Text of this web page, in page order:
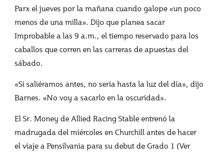
Parx el jueves por la mañana cuando galope «un poco
menos de una milla». Dijo que planea sacar
Improbable a las 9 a.m., el tiempo reservado para los
caballos que corren en las carreras de apuestas del
sábado.
«Si saliéramos antes, no sería hasta la luz del día», dijo
Barnes. «No voy a sacarlo en la oscuridad».
El Sr. Money de Allied Racing Stable entrenó la
madrugada del miércoles en Churchill antes de hacer
el viaje a Pensilvania para su debut de Grado 1 (Ver